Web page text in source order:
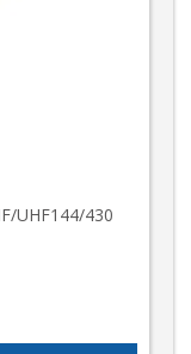
UHF144/430